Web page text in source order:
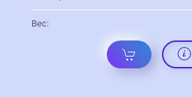
Вес: